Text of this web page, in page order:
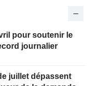
pour soutenir le
journalier
juillet dépassent